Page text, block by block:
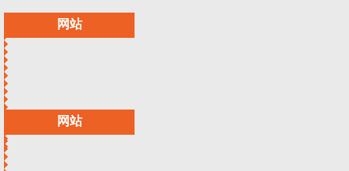
网站
网站